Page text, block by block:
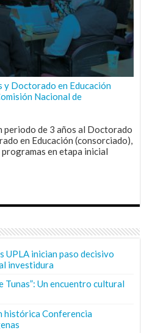
Doctorado en Educación
Nacional de
periodo de 3 años al Doctorado
en Educación (consorciado),
en etapa inicial
UPLA inician paso decisivo
investidura
Tunas”: Un encuentro cultural
histórica Conferencia